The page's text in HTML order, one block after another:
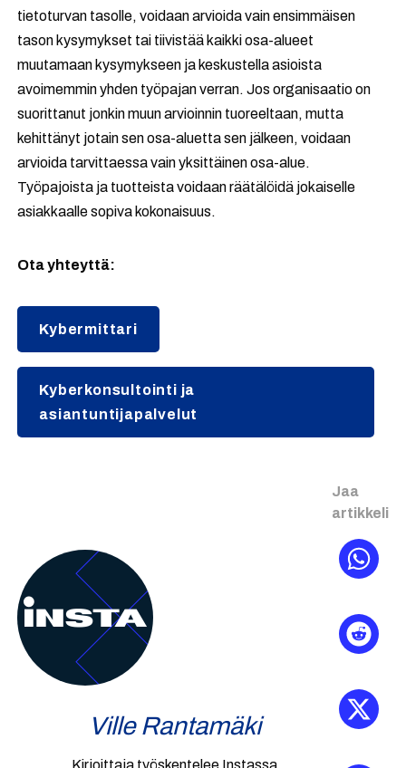
tietoturvan tasolle, voidaan arvioida vain ensimmäisen
tason kysymykset tai tiivistää kaikki osa-alueet
muutamaan kysymykseen ja keskustella asioista
avoimemmin yhden työpajan verran. Jos organisaatio on
suorittanut jonkin muun arvioinnin tuoreeltaan, mutta
kehittänyt jotain sen osa-aluetta sen jälkeen, voidaan
arvioida tarvittaessa vain yksittäinen osa-alue.
Työpajoista ja tuotteista voidaan räätälöidä jokaiselle
asiakkaalle sopiva kokonaisuus.
Ota yhteyttä:
Kybermittari
Kyberkonsultointi ja
asiantuntijapalvelut
Ville Rantamäki
Jaa
artikkeli